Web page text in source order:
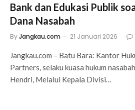
Bank dan Edukasi Publik
Dana Nasabah
ByJangkau.com 21 Januari 2026
Jangkau.com – Batu Bara: Kantor
Partners, selaku kuasa hukum
Hendri, Melalui Kepala Divisi…